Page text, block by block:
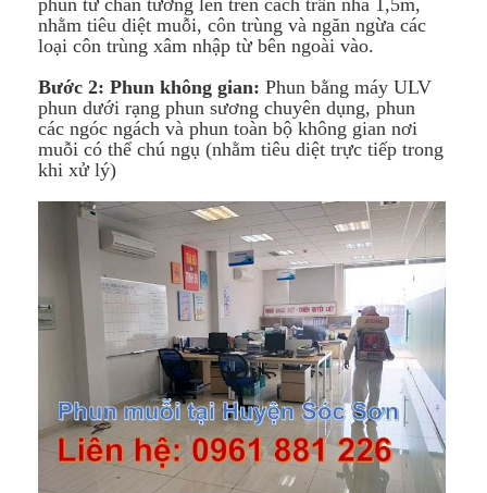
nhằm tiêu diệt muỗi, côn trùng và ngăn ngừa các
loại côn trùng xâm nhập từ bên ngoài vào.
Bước 2: Phun không gian: Phun bằng máy ULV
phun dưới rạng phun sương chuyên dụng, phun
các ngóc ngách và phun toàn bộ không gian nơi
muỗi có thể chú ngụ (nhằm tiêu diệt trực tiếp trong
khi xử lý)